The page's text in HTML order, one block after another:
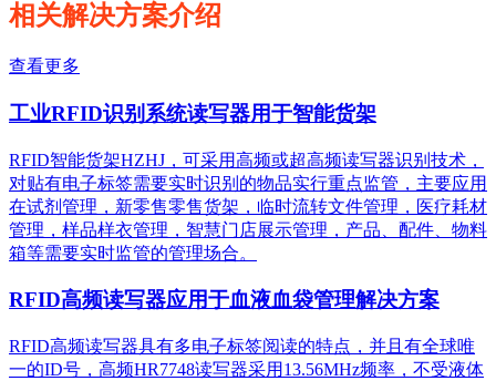
相关解决方案介绍
查看更多
工业RFID识别系统读写器用于智能货架
RFID智能货架HZHJ，可采用高频或超高频读写器识别技术，
对贴有电子标签需要实时识别的物品实行重点监管，主要应用
在试剂管理，新零售零售货架，临时流转文件管理，医疗耗材
管理，样品样衣管理，智慧门店展示管理，产品、配件、物料
箱等需要实时监管的管理场合。
RFID高频读写器应用于血液血袋管理解决方案
RFID高频读写器具有多电子标签阅读的特点，并且有全球唯
一的ID号，高频HR7748读写器采用13.56MHz频率，不受液体